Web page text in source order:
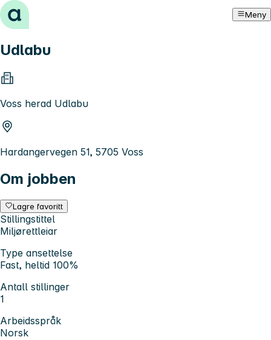
Hopp til innhold Meny
Udlabu
Voss herad Udlabu
Hardangervegen 51, 5705 Voss
Om jobben
Lagre favoritt
Stillingstittel
Miljørettleiar
Type ansettelse
Fast, heltid 100%
Antall stillinger
1
Arbeidsspråk
Norsk